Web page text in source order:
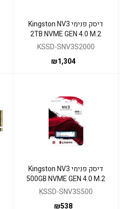
דיסק פנימי Kingston NV3
2TB NVME GEN 4.0 M.2
2280 6000/5000Mb/s
KSSD-SNV3S2000
₪1,304
דיסק פנימי Kingston NV3
500GB NVME GEN 4.0 M.2
2280 5000/3000Mb/s
KSSD-SNV3S500
₪538